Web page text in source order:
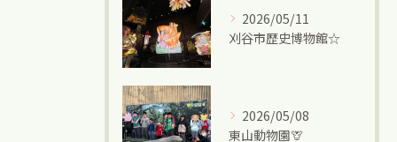
2026/05/11
刈谷市歴史博物館☆
2026/05/08
東山動物園🦒